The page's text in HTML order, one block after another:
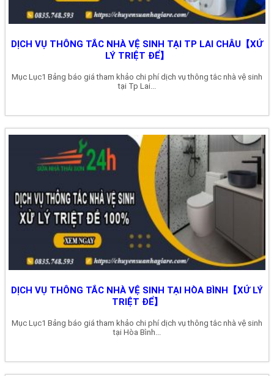
DỊCH VỤ THÔNG TẮC NHÀ VỆ SINH TẠI TP LAI CHÂU【XỬ
LÝ TRIỆT ĐỂ】
Mục Lục1 Bảng báo giá tham khảo chi phí dịch vụ thông tắc nhà vệ sinh
tại Tp Lai...
DỊCH VỤ THÔNG TẮC NHÀ VỆ SINH TẠI HÒA BÌNH【XỬ LÝ
TRIỆT ĐỂ】
Mục Lục1 Bảng báo giá tham khảo chi phí dịch vụ thông tắc nhà vệ sinh
tại Hòa Bình...